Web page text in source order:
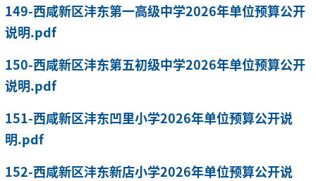
149-西咸新区沣东第一高级中学2026年单位预算公开
说明.pdf
150-西咸新区沣东第五初级中学2026年单位预算公开
说明.pdf
151-西咸新区沣东凹里小学2026年单位预算公开说
明.pdf
152-西咸新区沣东新店小学2026年单位预算公开说